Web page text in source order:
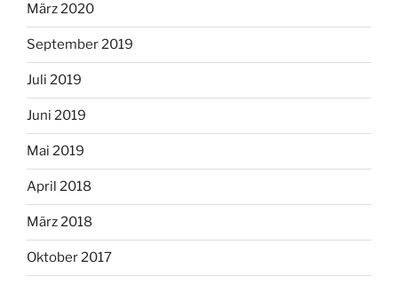
März 2020
September 2019
Juli 2019
Juni 2019
Mai 2019
April 2018
März 2018
Oktober 2017